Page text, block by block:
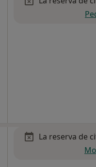
La reserva de